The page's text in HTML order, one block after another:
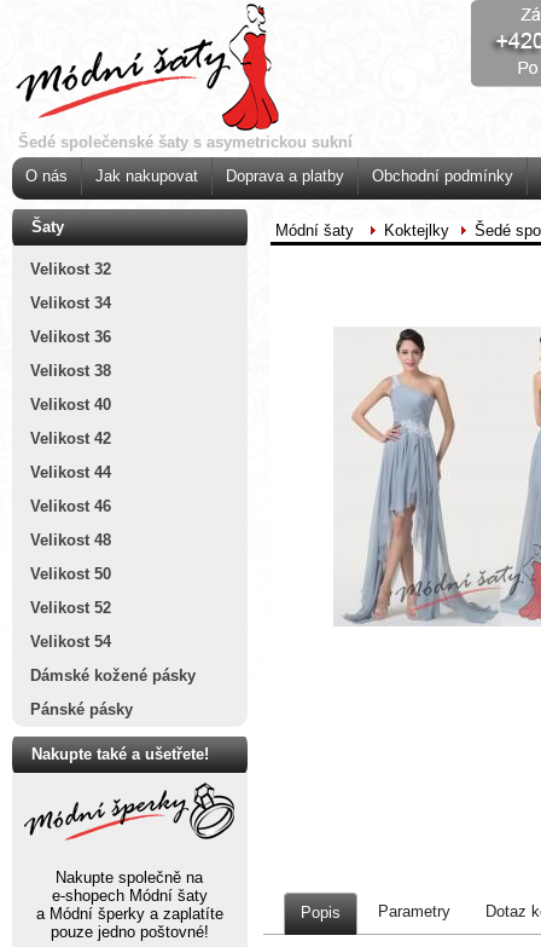
Šedé společenské šaty s asymetrickou sukní
O nás
Jak nakupovat Doprava a platby Obchodní podmínky
Šaty
Velikost 32
Velikost 34
Velikost 36
Velikost 38
Velikost 40
Velikost 42
Velikost 44
Velikost 46
Velikost 48
Velikost 50
Velikost 52
Velikost 54
Dámské kožené pásky
Pánské pásky
Nakupte také a ušetřete!
Nakupte společně na
e-shopech Módní šaty
a Módní šperky a zaplatíte
pouze jedno poštovné!
Módní šaty Koktejlky Šedé
Popis Parametry Dotaz